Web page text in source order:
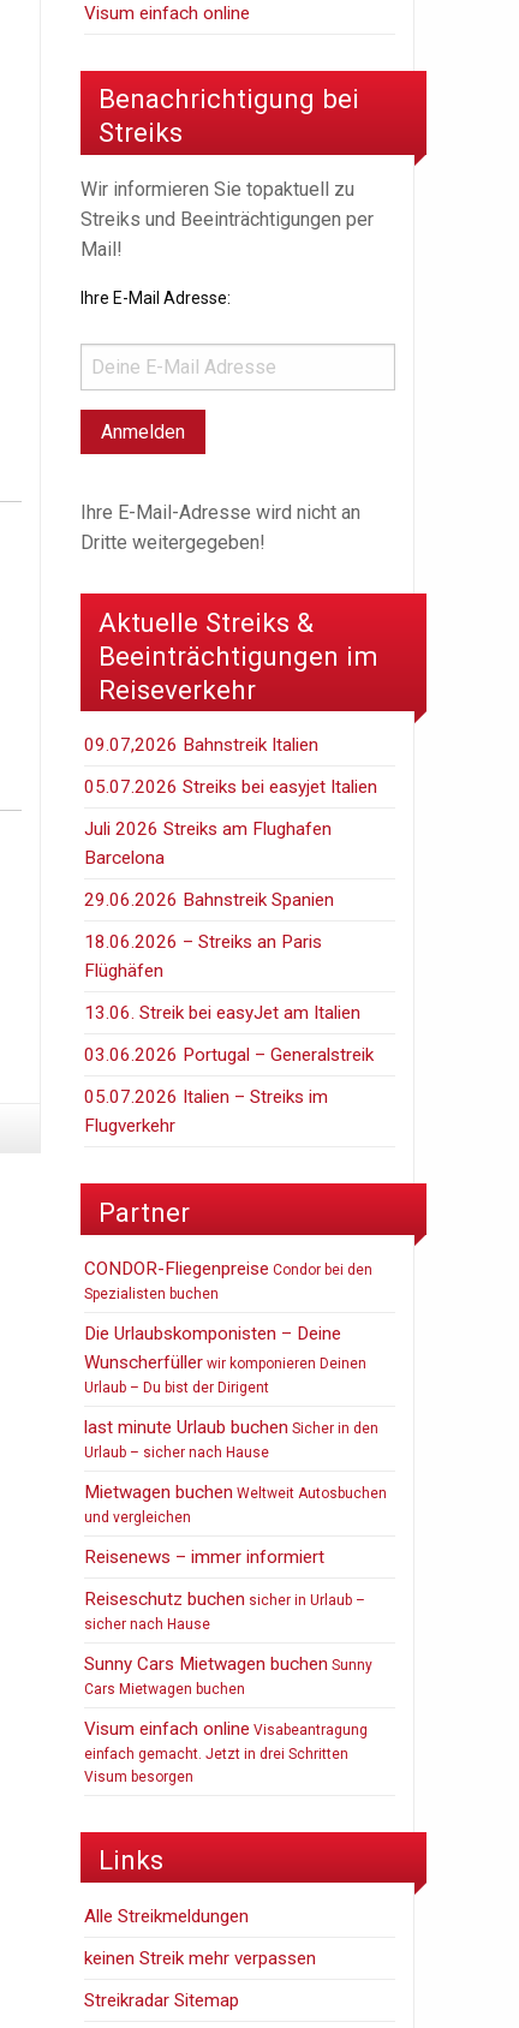
Visum einfach online
Benachrichtigung bei
Streiks
Wir informieren Sie topaktuell zu
Streiks und Beeinträchtigungen per
Mail!
Ihre E-Mail Adresse:
Ihre E-Mail-Adresse wird nicht an
Dritte weitergegeben!
Aktuelle Streiks &
Beeinträchtigungen im
Reiseverkehr
09.07,2026 Bahnstreik Italien
05.07.2026 Streiks bei easyjet Italien
Juli 2026 Streiks am Flughafen
Barcelona
29.06.2026 Bahnstreik Spanien
18.06.2026 – Streiks an Paris
Flüghäfen
13.06. Streik bei easyJet am Italien
03.06.2026 Portugal – Generalstreik
05.07.2026 Italien – Streiks im
Flugverkehr
Partner
CONDOR-Fliegenpreise Condor bei den
Spezialisten buchen
Die Urlaubskomponisten – Deine
Wunscherfüller wir komponieren Deinen
Urlaub – Du bist der Dirigent
last minute Urlaub buchen Sicher in den
Urlaub – sicher nach Hause
Mietwagen buchen Weltweit Autosbuchen
und vergleichen
Reisenews – immer informiert
Reiseschutz buchen sicher in Urlaub –
sicher nach Hause
Sunny Cars Mietwagen buchen Sunny
Cars Mietwagen buchen
Visum einfach online Visabeantragung
einfach gemacht. Jetzt in drei Schritten
Visum besorgen
Links
Alle Streikmeldungen
keinen Streik mehr verpassen
Streikradar Sitemap